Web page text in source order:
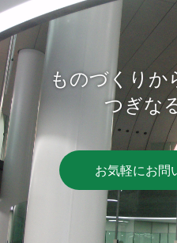
ものづくりか
つぎな
お気軽にお問